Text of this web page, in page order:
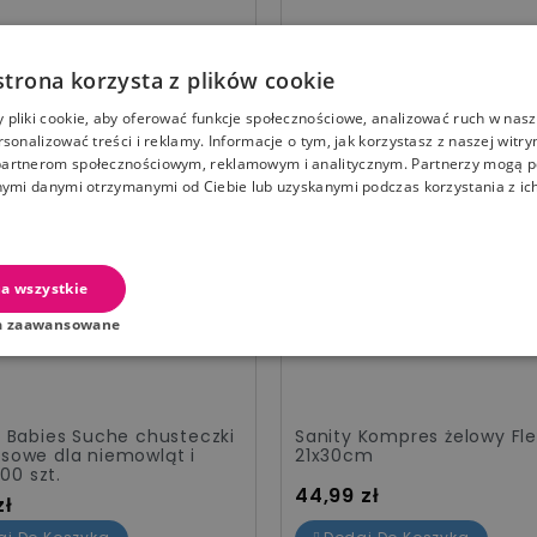
Babies Suche chusteczki
dla niemowląt i
szt.
Sanity Kompres żelowy
21x30cm
Cena
44,99 zł
korzysta z plików cookie
pliki cookie, aby oferować funkcje społecznościowe, analizować ruch w
treści i reklamy. Informacje o tym, jak korzystasz z naszej
społecznościowym, reklamowym i analitycznym. Partnerzy mogą
danymi otrzymanymi od Ciebie lub uzyskanymi podczas korzystania z
wszystkie